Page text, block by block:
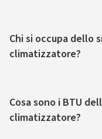
Chi si occupa dello
climatizzatore?
Cosa sono i BTU
climatizzatore?